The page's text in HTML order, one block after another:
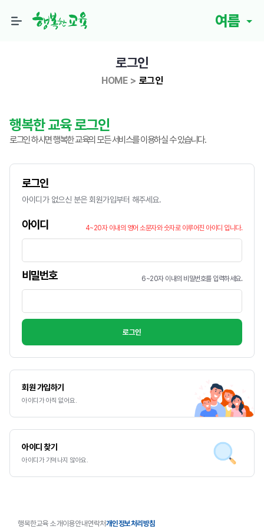
채움&비움 story
AI가 추천하는 간이역 여행
도표로 읽는 교육통계
친구야~ 도서관으로 책 읽으러 가자! - 도서관 현황 및 독서에 대한
학생들의 인식조사
선생님을 위한 슬기로운 학교생활
흔들림의 유혹, 교사가 잊지 말아야 할 원칙!
학부모를 위한 슬기로운 자녀교육
나눔&소통 story
현장 속으로
내일을 꽃피웁니다’
친구 대신 생성형 AI와 대화하는 아이들
무능한 담임이라 불렸던 교사의 선택 - ‘기록’과 ‘과정’으로 전하는
연예인 같은 선생님을 꿈꾸던 새내기, 아빠가 되어 다시 배운 교실
명예기자 리포트
명예기자 리포트
나는 무엇이 되고 싶니? 스스로 찾아가는 나의 미래
여름
로그인
HOME > 로그인
행복한 교육 로그인
로그인 하시면 행복한 교육의 모든 서비스를 이용하실 수 있습니다.
로그인
아이디가 없으신 분은 회원가입부터 해주세요.
아이디 4~20자 이내의 영어 소문자와 숫자로 이루어진 아이디 입니다.
비밀번호 6~20자 이내의 비밀번호를 입력하세요.
로그인
회원 가입하기
아이디가 아직 없어요.
아이디 찾기
아이디가 기억나지 않아요.
행복한교육 소개이용안내연락처개인정보처리방침